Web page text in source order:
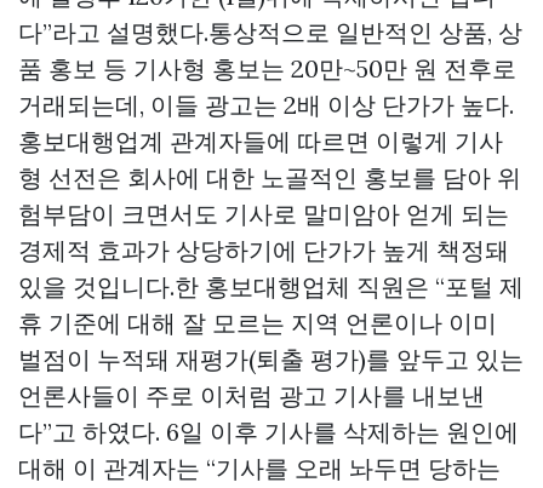
다”라고 설명했다.통상적으로 일반적인 상품, 상
품 홍보 등 기사형 홍보는 20만~50만 원 전후로
거래되는데, 이들 광고는 2배 이상 단가가 높다.
홍보대행업계 관계자들에 따르면 이렇게 기사
형 선전은 회사에 대한 노골적인 홍보를 담아 위
험부담이 크면서도 기사로 말미암아 얻게 되는
경제적 효과가 상당하기에 단가가 높게 책정돼
있을 것입니다.한 홍보대행업체 직원은 “포털 제
휴 기준에 대해 잘 모르는 지역 언론이나 이미
벌점이 누적돼 재평가(퇴출 평가)를 앞두고 있는
언론사들이 주로 이처럼 광고 기사를 내보낸
다”고 하였다. 6일 이후 기사를 삭제하는 원인에
대해 이 관계자는 “기사를 오래 놔두면 당하는